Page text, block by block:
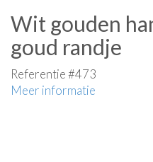
Wit gouden
goud randje
Referentie #473
Meer informatie